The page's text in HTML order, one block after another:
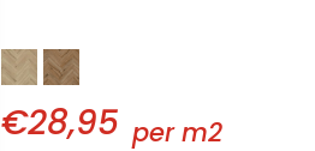
€28,95 per m2